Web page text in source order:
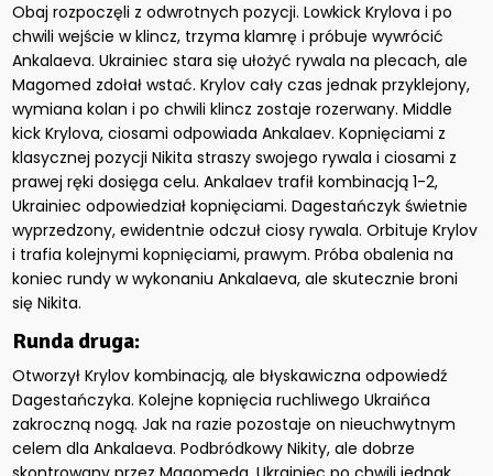
Obaj rozpoczęli z odwrotnych pozycji. Lowkick Krylova i po
chwili wejście w klincz, trzyma klamrę i próbuje wywrócić
Ankalaeva. Ukrainiec stara się ułożyć rywala na plecach, ale
Magomed zdołał wstać. Krylov cały czas jednak przyklejony,
wymiana kolan i po chwili klincz zostaje rozerwany. Middle
kick Krylova, ciosami odpowiada Ankalaev. Kopnięciami z
klasycznej pozycji Nikita straszy swojego rywala i ciosami z
prawej ręki dosięga celu. Ankalaev trafił kombinacją 1-2,
Ukrainiec odpowiedział kopnięciami. Dagestańczyk świetnie
wyprzedzony, ewidentnie odczuł ciosy rywala. Orbituje Krylov
i trafia kolejnymi kopnięciami, prawym. Próba obalenia na
koniec rundy w wykonaniu Ankalaeva, ale skutecznie broni
się Nikita.
Runda druga:
Otworzył Krylov kombinacją, ale błyskawiczna odpowiedź
Dagestańczyka. Kolejne kopnięcia ruchliwego Ukraińca
zakroczną nogą. Jak na razie pozostaje on nieuchwytnym
celem dla Ankalaeva. Podbródkowy Nikity, ale dobrze